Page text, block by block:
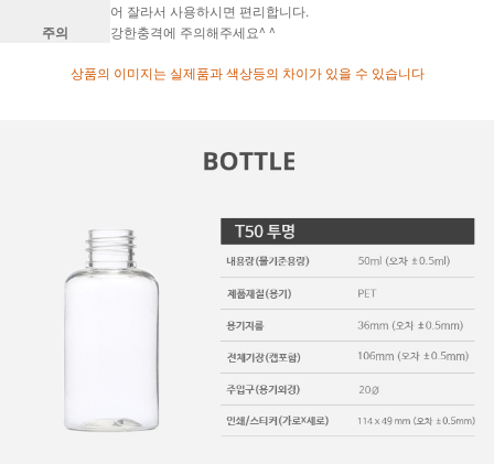
어 잘라서 사용하시면 편리합니다.
주의 강한충격에 주의해주세요^ ^
상품의 이미지는 실제품과 색상등의 차이가 있을 수 있습니다